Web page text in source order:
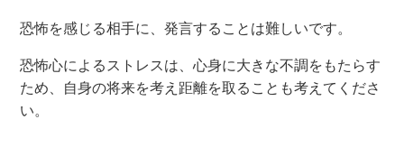
恐怖を感じる相手に、発言することは難しいです。
恐怖心によるストレスは、心身に大きな不調をもたらす
ため、自身の将来を考え距離を取ることも考えてくださ
い。